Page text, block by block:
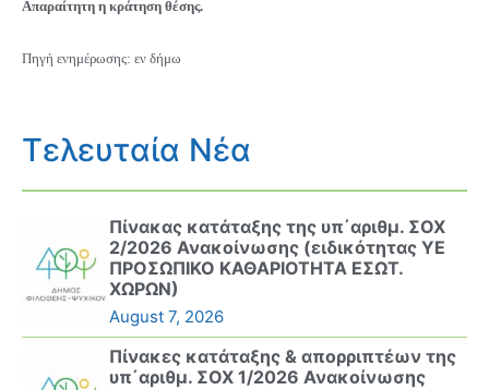
Απαραίτητη η κράτηση θέσης.
Πηγή ενημέρωσης: εν δήμω
Τελευταία Νέα
Πίνακας κατάταξης της υπ΄αριθμ. ΣΟΧ
2/2026 Ανακοίνωσης (ειδικότητας ΥΕ
ΠΡΟΣΩΠΙΚΟ ΚΑΘΑΡΙΟΤΗΤΑ ΕΣΩΤ.
ΧΩΡΩΝ)
August 7, 2026
Πίνακες κατάταξης & απορριπτέων της
υπ΄αριθμ. ΣΟΧ 1/2026 Ανακοίνωσης